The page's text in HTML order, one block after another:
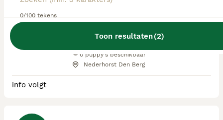
0/100 tekens
Toon resultaten(2)
0 puppy's beschikbaar
Nederhorst Den Berg
info volgt